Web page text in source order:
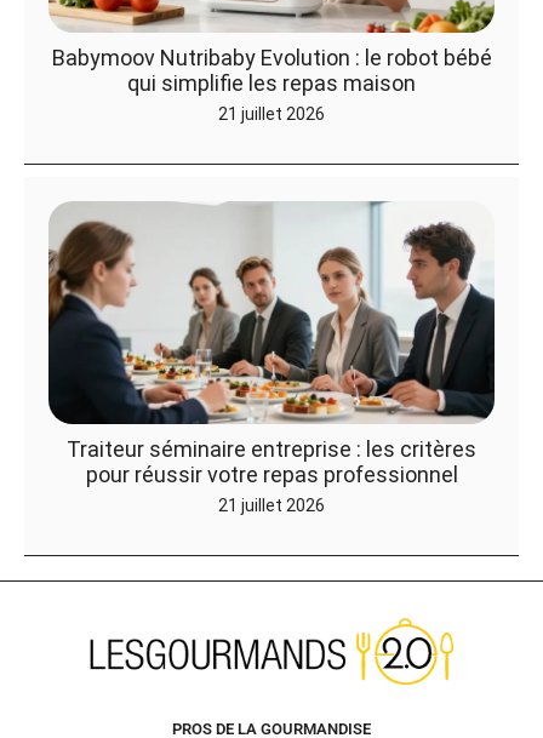
Babymoov Nutribaby Evolution : le robot bébé
qui simplifie les repas maison
21 juillet 2026
Traiteur séminaire entreprise : les critères
pour réussir votre repas professionnel
21 juillet 2026
PROS DE LA GOURMANDISE